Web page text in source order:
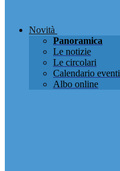
Novità
Panoramica
Le notizie
Le circolari
Calendario eventi
Albo online